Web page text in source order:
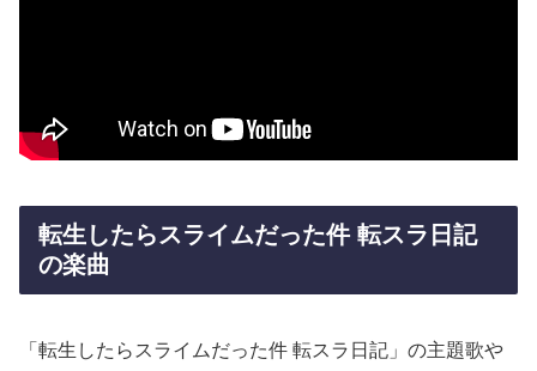
転生したらスライムだった件 転スラ日記
の楽曲
「転生したらスライムだった件 転スラ日記」の主題歌や